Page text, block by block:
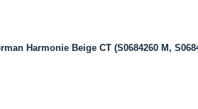
Harmonie Beige CT (S0684260 M,